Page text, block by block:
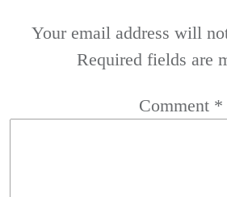
Your email address will
Required fields are
Comment *